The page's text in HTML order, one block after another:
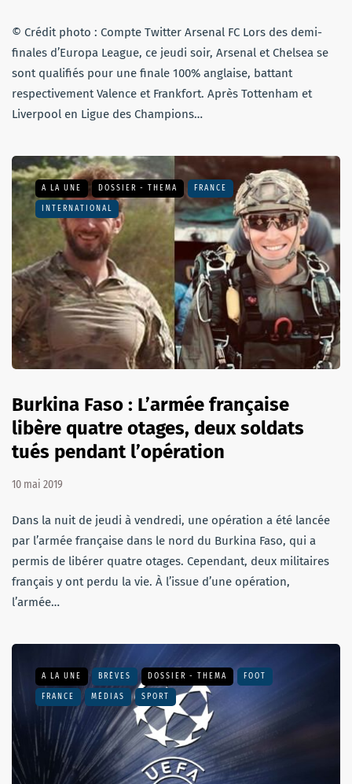
© Crédit photo : Compte Twitter Arsenal FC Lors des demi-
finales d’Europa League, ce jeudi soir, Arsenal et Chelsea se
sont qualifiés pour une finale 100% anglaise, battant
respectivement Valence et Frankfort. Après Tottenham et
Liverpool en Ligue des Champions…
A LA UNE DOSSIER - THEMA FRANCE
INTERNATIONAL
Burkina Faso : L’armée française
libère quatre otages, deux soldats
tués pendant l’opération
10 mai 2019
Dans la nuit de jeudi à vendredi, une opération a été lancée
par l’armée française dans le nord du Burkina Faso, qui a
permis de libérer quatre otages. Cependant, deux militaires
français y ont perdu la vie. À l’issue d’une opération,
l’armée…
A LA UNE BRÈVES DOSSIER - THEMA FOOT
FRANCE MÉDIAS SPORT